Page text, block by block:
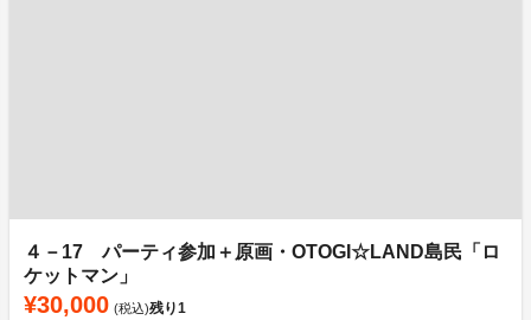
４－17 パーティ参加＋原画・OTOGI☆LAND島民「ロ
ケットマン」
¥30,000 (税込)残り1